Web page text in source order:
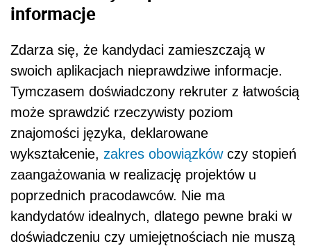
informacje
Zdarza się, że kandydaci zamieszczają w
swoich aplikacjach nieprawdziwe informacje.
Tymczasem doświadczony rekruter z łatwością
może sprawdzić rzeczywisty poziom
znajomości języka, deklarowane
wykształcenie, zakres obowiązkówczy stopień
zaangażowania w realizację projektów u
poprzednich pracodawców. Nie ma
kandydatów idealnych, dlatego pewne braki w
doświadczeniu czy umiejętnościach nie muszą